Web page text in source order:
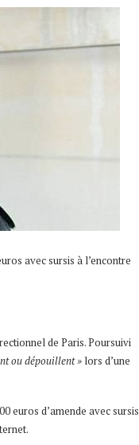
avec sursis à l’encontre
de Paris. Poursuivi
ou dépouillent » lors d’une
euros d’amende avec sursis